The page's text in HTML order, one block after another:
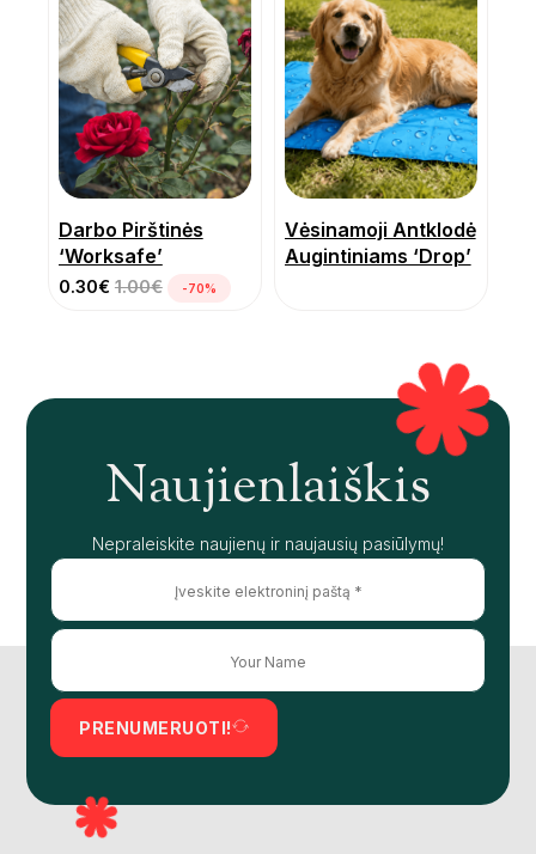
Darbo Pirštinės
‘Worksafe’
0.30€ 1.00€ -70%
Vėsinamoji Antklodė
Augintiniams ‘Drop’
Naujienlaiškis
Nepraleiskite naujienų ir naujausių pasiūlymų!
PRENUMERUOTI!